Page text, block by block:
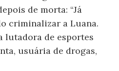
de morta: “Já
criminalizar a Luana.
lutadora de esportes
usuária de drogas,